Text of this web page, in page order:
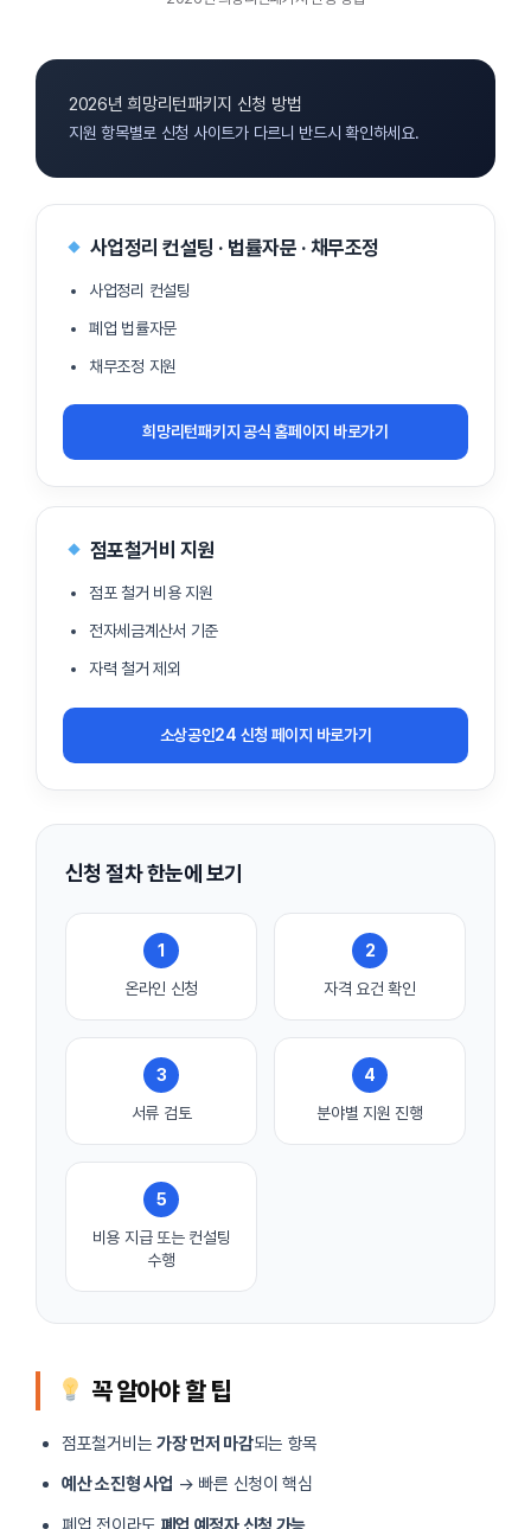
2026년 희망리턴패키지 신청 방법
지원 항목별로 신청 사이트가 다르니 반드시 확인하세요.
사업정리 컨설팅 · 법률자문 · 채무조정
사업정리 컨설팅
폐업 법률자문
채무조정 지원
희망리턴패키지 공식 홈페이지 바로가기
점포철거비 지원
점포 철거 비용 지원
전자세금계산서 기준
자력 철거 제외
소상공인24 신청 페이지 바로가기
신청 절차 한눈에 보기
1
온라인 신청
2
자격 요건 확인
3
서류 검토
4
분야별 지원 진행
5
비용 지급 또는 컨설팅
수행
꼭 알아야 할 팁
점포철거비는 가장 먼저 마감되는 항목
예산 소진형 사업 → 빠른 신청이 핵심